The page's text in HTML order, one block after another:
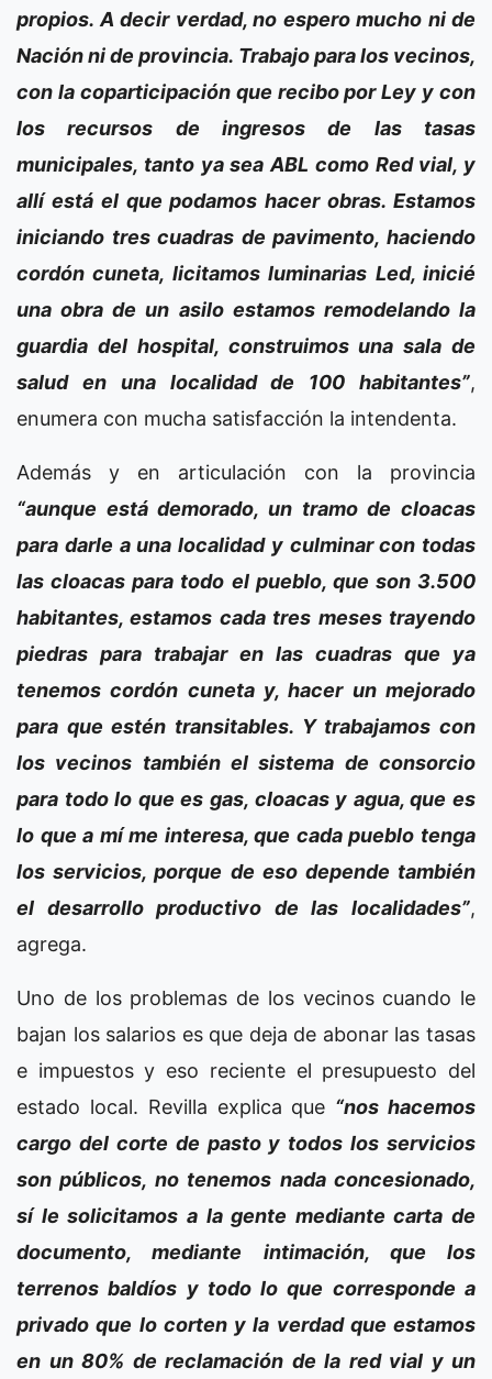
propios. A decir verdad, no espero mucho ni de
Nación ni de provincia. Trabajo para los vecinos,
con la coparticipación que recibo por Ley y con
los recursos de ingresos de las tasas
municipales, tanto ya sea ABL como Red vial, y
allí está el que podamos hacer obras. Estamos
iniciando tres cuadras de pavimento, haciendo
cordón cuneta, licitamos luminarias Led, inicié
una obra de un asilo estamos remodelando la
guardia del hospital, construimos una sala de
salud en una localidad de 100 habitantes”,
enumera con mucha satisfacción la intendenta.
Además y en articulación con la provincia
“aunque está demorado, un tramo de cloacas
para darle a una localidad y culminar con todas
las cloacas para todo el pueblo, que son 3.500
habitantes, estamos cada tres meses trayendo
piedras para trabajar en las cuadras que ya
tenemos cordón cuneta y, hacer un mejorado
para que estén transitables. Y trabajamos con
los vecinos también el sistema de consorcio
para todo lo que es gas, cloacas y agua, que es
lo que a mí me interesa, que cada pueblo tenga
los servicios, porque de eso depende también
el desarrollo productivo de las localidades”,
agrega.
Uno de los problemas de los vecinos cuando le
bajan los salarios es que deja de abonar las tasas
e impuestos y eso reciente el presupuesto del
estado local. Revilla explica que “nos hacemos
cargo del corte de pasto y todos los servicios
son públicos, no tenemos nada concesionado,
sí le solicitamos a la gente mediante carta de
documento, mediante intimación, que los
terrenos baldíos y todo lo que corresponde a
privado que lo corten y la verdad que estamos
en un 80% de reclamación de la red vial y un